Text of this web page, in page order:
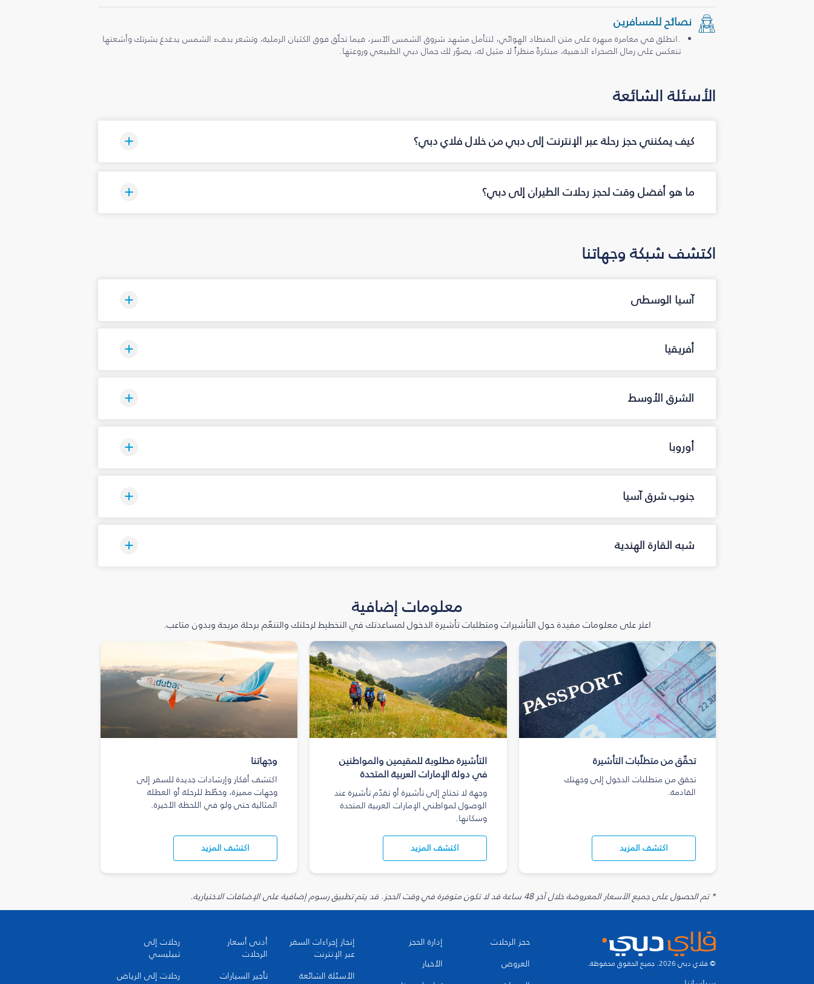
نصائح للمسافرين
.انطلق في مغامرة مبهرة على متن المنطاد الهوائي، لتتأمل مشهد شروق الشمس الآسر، فيما تحلّق فوق الكثبان الرملية، وتشعر بدفء الشمس يدغدغ بشرتك وأشعتها
تنعكس على رمال الصحراء الذهبية، مبتكرةً منظراً لا مثيل له، يصوّر لك جمال دبي الطبيعي وروعتها.
الأسئلة الشائعة
كيف يمكنني حجز رحلة عبر الإنترنت إلى دبي من خلال فلاي دبي؟
ما هو أفضل وقت لحجز رحلات الطيران إلى دبي؟
اكتشف شبكة وجهاتنا
آسيا الوسطى
أفريقيا
الشرق الأوسط
أوروبا
جنوب شرق آسيا
شبه القارة الهندية
معلومات إضافية
اعثر على معلومات مفيدة حول التأشيرات ومتطلبات تأشيرة الدخول لمساعدتك في التخطيط لرحلتك والتنعّم برحلة مريحة وبدون متاعب.
تحقّق من متطلّبات التأشيرة
تحقق من متطلبات الدخول إلى وجهتك
القادمة.
اكتشف المزيد
التأشيرة مطلوبة للمقيمين والمواطنين
في دولة الإمارات العربية المتحدة
وجهة لا تحتاج إلى تأشيرة أو تقدّم تأشيرة عند
الوصول لمواطني الإمارات العربية المتحدة
وسكانها.
اكتشف المزيد
وجهاتنا
اكتشف أفكار وإرشادات جديدة للسفر إلى
وجهات مميزة، وخطّط للرحلة أو العطلة
المثالية حتى ولو في اللحظة الأخيرة.
اكتشف المزيد
* تم الحصول على جميع الأسعار المعروضة خلال آخر 48 ساعة قد لا تكون متوفرة في وقت الحجز. قد يتم تطبيق رسوم إضافية على الإضافات الاختيارية.
© فلاي دبي 2026. جميع الحقوق محفوظة.
حجز الرحلات
العروض
إدارة الحجز
الأخبار
إنجاز إجراءات السفر
عبر الإنترنت
الأسئلة الشائعة
أدنى أسعار
الرحلات
تأجير السيارات
رحلات إلى
تبيليسي
رحلات إلى الرياض